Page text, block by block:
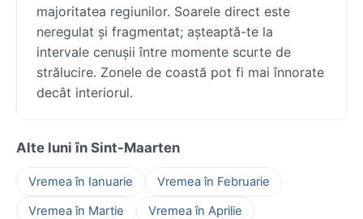
majoritatea regiunilor. Soarele direct este
neregulat și fragmentat; așteaptă-te la
intervale cenușii între momente scurte de
strălucire. Zonele de coastă pot fi mai înnorate
decât interiorul.
Alte luni în Sint-Maarten
Vremea în Ianuarie
Vremea în Februarie
Vremea în Martie
Vremea în Aprilie